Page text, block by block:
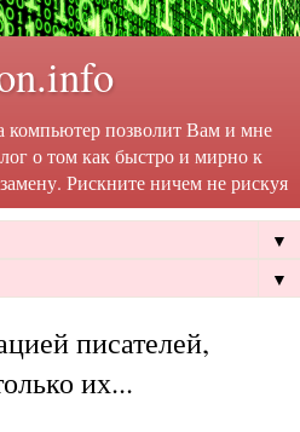
компьютер позволит Вам и мне
о том как быстро и мирно к
Рискните ничем не рискуя
▼
▼
писателей,
их...